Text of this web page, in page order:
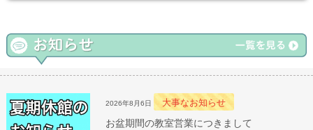
2026年8月6日 大事なお知らせ
お盆期間の教室営業につきまして